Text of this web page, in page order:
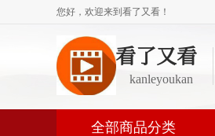
您好，欢迎来到看了又看！
看了又看
kanleyoukan
全部商品分类